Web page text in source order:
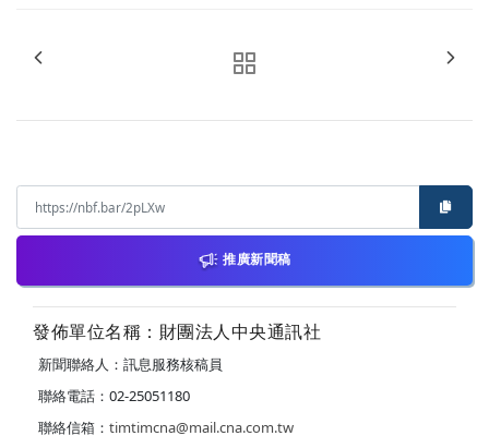
推廣新聞稿
發佈單位名稱：財團法人中央通訊社
新聞聯絡人：訊息服務核稿員
聯絡電話：02-25051180
聯絡信箱： timtimcna@mail.cna.com.tw